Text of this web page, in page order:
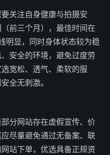
关注自身健康与拍摄安
前三个月），最佳时间在
明显，同时身体状态较为稳
安全的环境，避免过度劳
宽松、透气、柔软的服
全无刺激。
分网站存在虚假宣传、价
尽量避免通过无备案、联
站下单，优选具备正规资